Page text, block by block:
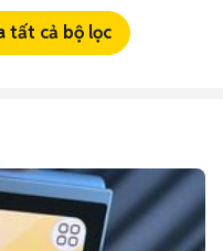
tất cả bộ lọc